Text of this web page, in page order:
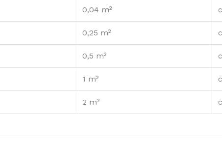
0,04 m²
0,25 m²
0,5 m²
1 m²
2 m²